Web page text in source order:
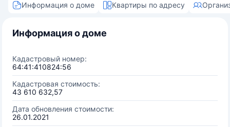
Информация о доме Квартиры по адресу
Информация о доме
Кадастровый номер:
64:41:410824:56
Кадастровая стоимость:
43 610 632,57
Дата обновления стоимости:
26.01.2021